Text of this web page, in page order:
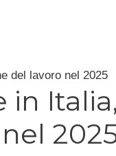
del lavoro nel 2025